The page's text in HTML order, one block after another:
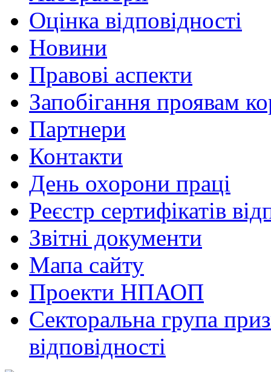
Оцінка відповідності
Новини
Правові аспекти
Запобігання проявам
Партнери
Контакти
День охорони праці
Реєстр сертифікатів
Звітні документи
Мапа сайту
Проекти НПАОП
Секторальна група
відповідності